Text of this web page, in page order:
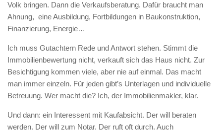
Volk bringen. Dann die Verkaufsberatung. Dafür braucht man
Ahnung, eine Ausbildung, Fortbildungen in Baukonstruktion,
Finanzierung, Energie…
Ich muss Gutachtern Rede und Antwort stehen. Stimmt die
Immobilienbewertung nicht, verkauft sich das Haus nicht. Zur
Besichtigung kommen viele, aber nie auf einmal. Das macht
man immer einzeln. Für jeden gibt’s Unterlagen und individuelle
Betreuung. Wer macht die? Ich, der Immobilienmakler, klar.
Und dann: ein Interessent mit Kaufabsicht. Der will beraten
werden. Der will zum Notar. Der ruft oft durch. Auch